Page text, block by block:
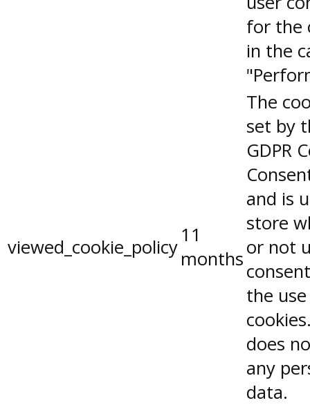
for the
in the
viewed_cookie_policy
11
months
The
set by
GDPR
and is
store
or not
the
does
any
data.